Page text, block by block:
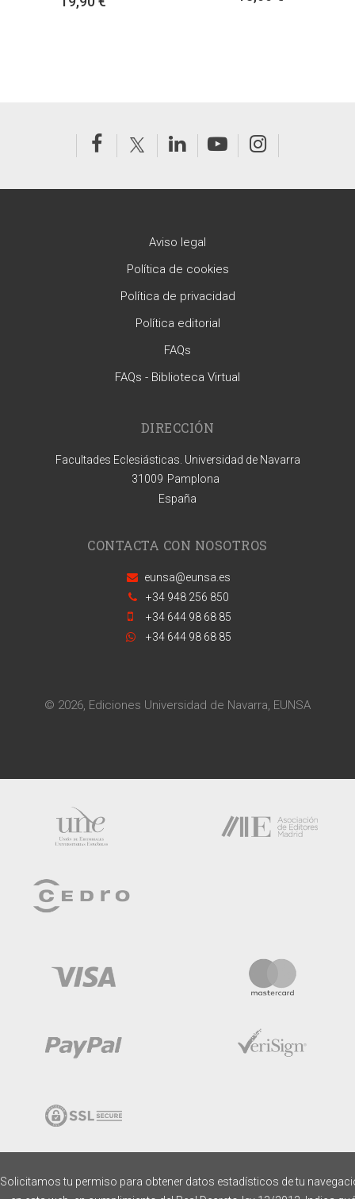
Aviso legal
Política de cookies
Política de privacidad
Política editorial
FAQs
FAQs - Biblioteca Virtual
DIRECCIÓN
Facultades Eclesiásticas. Universidad de Navarra
31009 Pamplona
España
CONTACTA CON NOSOTROS
eunsa@eunsa.es
+34 948 256 850
+34 644 98 68 85
+34 644 98 68 85
© 2026, Ediciones Universidad de Navarra, EUNSA
Solicitamos tu permiso para obtener datos estadísticos de tu